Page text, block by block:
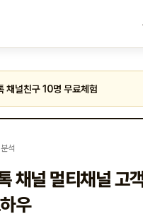
채널친구 10명 무료체험
석
채널 멀티채널 고
우